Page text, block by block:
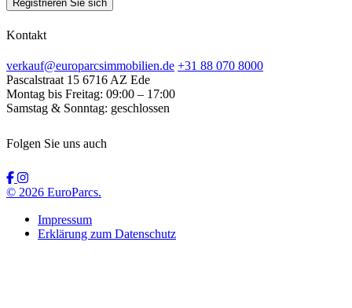
Kontakt
verkauf@europarcsimmobilien.de +31 88 070 8000
Pascalstraat 15 6716 AZ Ede
Montag bis Freitag: 09:00 – 17:00
Samstag & Sonntag: geschlossen
Folgen Sie uns auch
© 2026 EuroParcs.
Impressum
Erklärung zum Datenschutz